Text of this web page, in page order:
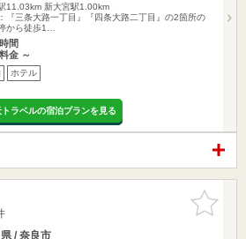
11.03km 新大宮駅1.00km
『三条大路一丁目』『四条大路二丁目』の2箇所の
から徒歩1…
間
金 ～
ホテル
トラベルの宿泊プランを見る
お気に入
りに追加
/ 奈良市